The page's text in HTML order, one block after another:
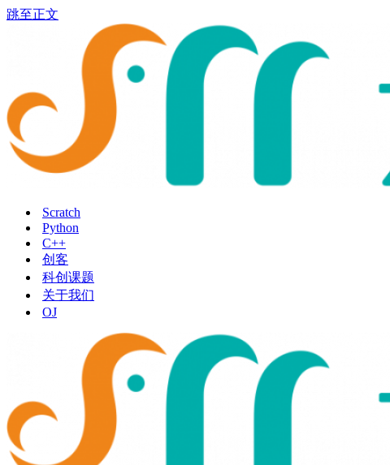
跳至正文
Scratch
Python
C++
创客
科创课题
关于我们
OJ